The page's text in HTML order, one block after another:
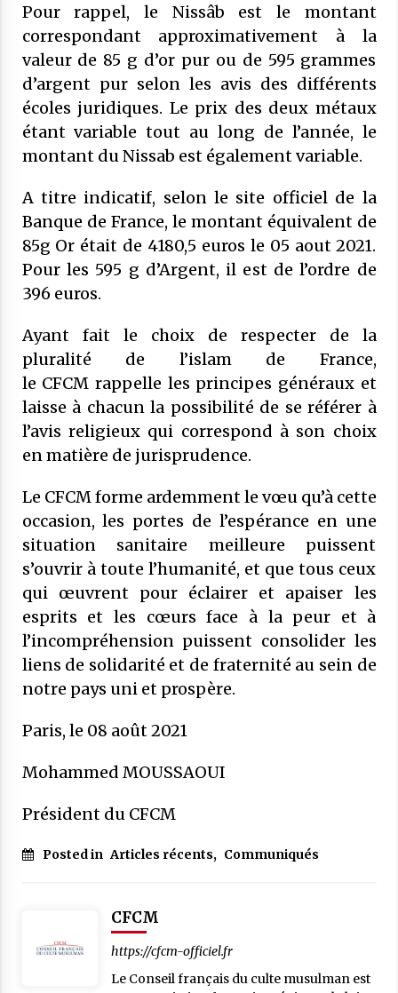
Pour rappel, le Nissâb est le montant
correspondant approximativement à la
valeur de 85 g d’or pur ou de 595 grammes
d’argent pur selon les avis des différents
écoles juridiques. Le prix des deux métaux
étant variable tout au long de l’année, le
montant du Nissab est également variable.
A titre indicatif, selon le site officiel de la
Banque de France, le montant équivalent de
85g Or était de 4180,5 euros le 05 aout 2021.
Pour les 595 g d’Argent, il est de l’ordre de
396 euros.
Ayant fait le choix de respecter de la
pluralité de l’islam de France,
le CFCM rappelle les principes généraux et
laisse à chacun la possibilité de se référer à
l’avis religieux qui correspond à son choix
en matière de jurisprudence.
Le CFCMforme ardemment le vœu qu’à cette
occasion, les portes de l’espérance en une
situation sanitaire meilleure puissent
s’ouvrir à toute l’humanité, et que tous ceux
qui œuvrent pour éclairer et apaiser les
esprits et les cœurs face à la peur et à
l’incompréhension puissent consolider les
liens de solidarité et de fraternité au sein de
notre pays uni et prospère.
Paris, le 08 août 2021
Mohammed MOUSSAOUI
Président du CFCM
Posted in Articles récents, Communiqués
CFCM
https://cfcm-officiel.fr
Le Conseil français du culte musulman est